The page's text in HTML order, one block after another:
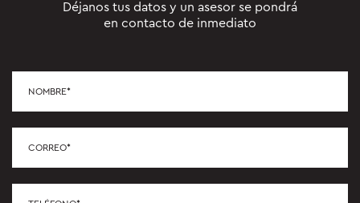
Déjanos tus datos y un asesor se pondrá
en contacto de inmediato